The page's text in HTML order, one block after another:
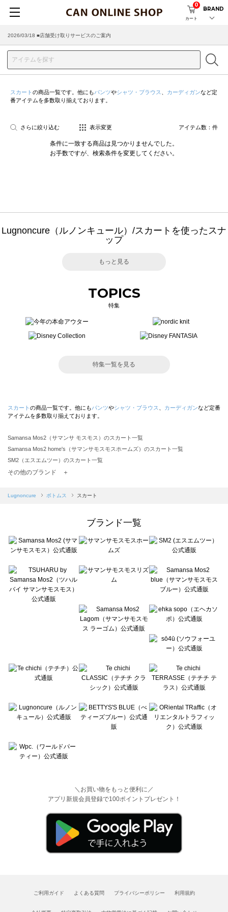
カート
0
BRAND
2026/03/18 ■店舗受け取りサービスのご案内
スカート の商品一覧です。他にもパンツやシャツ・ブラウス カーディガンなど定
番アイテムを多数取り揃えております。
さらに絞り込む 表示変更 アイテム数： 件
条件に一致する商品は見つかりませんでした。
お手数ですが、検索条件を変更してください。
Lugnoncure（ルノンキュール）/スカートを使ったスナ
ップ
もっと見る
TOPICS
特集
特集一覧を見る
スカート の商品一覧です。他にもパンツやシャツ・ブラウス カーディガンなど定番
アイテムを多数取り揃えております。
Samansa Mos2（サマンサ モスモス）のスカート一覧
Samansa Mos2 home's（サマンサモスモスホームズ）のスカート一覧
SM2（エスエムツー）のスカート一覧
TSUHARU by Samansa Mos2（ツハルバイサマンサモスモス）のスカート一覧
Samansa Mos2 blue（サマンサモスモス ブルー）のスカート一覧
sō4ū（ソウフォーユー）のスカート一覧
Te chichi（テチチ）のスカート一覧
Te chichi CLASSIC（テチチ クラシック）のスカート一覧
Lugnoncure（ルノンキュール）のスカート一覧
BETTY'S BLUE（べティーズブルー）のスカート一覧
Wpc.（ワールドパーティー）のスカート一覧
その他のブランド ＋
Lugnoncure ボトムス スカート
ブランド一覧
＼お買い物をもっと便利に／
アプリ新規会員登録で100ポイントプレゼント！
ご利用ガイド よくある質問 プライバシーポリシー 利用規約